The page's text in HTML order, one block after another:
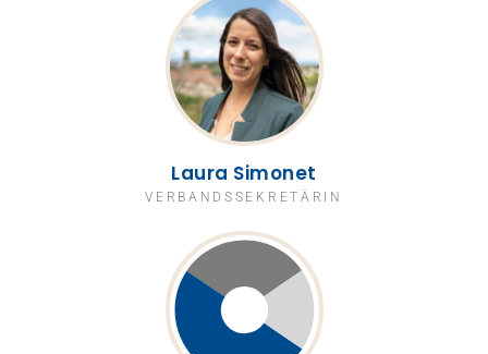
Laura Simonet
VERBANDSSEKRETÄRIN